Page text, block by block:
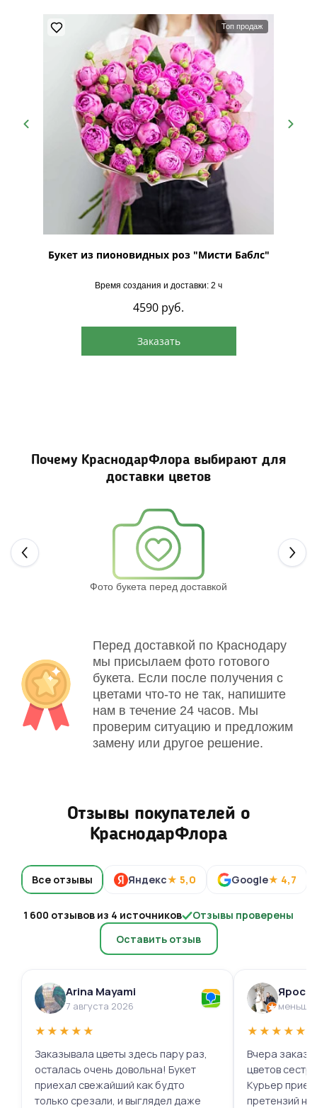
Топ продаж
Букет из пионовидных роз "Мисти Баблс"
Время создания и доставки: 2 ч
4590 руб.
Заказать
Почему КраснодарФлора выбирают для
доставки цветов
Фото букета перед доставкой
Перед доставкой по Краснодару
мы присылаем фото готового
букета. Если после получения с
цветами что-то не так, напишите
нам в течение 24 часов. Мы
проверим ситуацию и предложим
замену или другое решение.
Отзывы покупателей о
КраснодарФлора
Все отзывы Яндекс★ 5,0 Google★ 4,7
1 600 отзывов из 4 источников
Отзывы проверены
Оставить отзыв
Arina Mayami
7 августа 2026
★★★★★
Заказывала цветы здесь пару раз,
осталась очень довольна! Букет
приехал свежайший как будто
только срезали, и выглядел даже
меньше
★★★★★
Вчера
цветов
Курьер
претензий